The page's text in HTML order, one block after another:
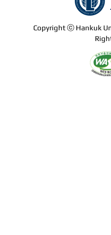
Copyright ⓒ Hankuk